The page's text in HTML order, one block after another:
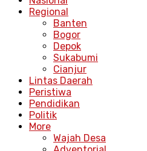
Regional
Banten
Bogor
Depok
Sukabumi
Cianjur
Lintas Daerah
Peristiwa
Pendidikan
Politik
More
Wajah Desa